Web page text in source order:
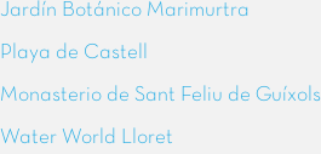
Jardín Botánico Marimurtra
Playa de Castell
Monasterio de Sant Feliu de Guíxols
Water World Lloret